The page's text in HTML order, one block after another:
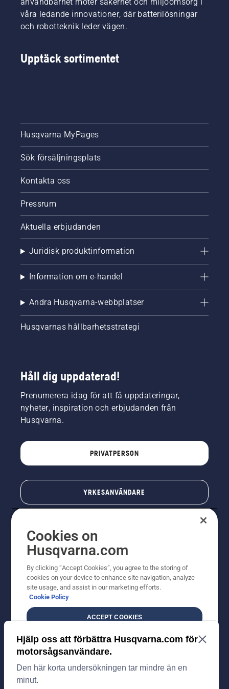
användbarhet möter säkerhet och miljöomsorg i
våra ledande innovationer, där batterilösningar
och robotteknik leder vägen.
Upptäck sortimentet
Husqvarna MyPages
Sök försäljningsplats
Kontakta oss
Pressrum
Aktuella erbjudanden
Juridisk produktinformation
Information om e-handel
Andra Husqvarna-webbplatser
Husqvarnas hållbarhetsstrategi
Håll dig uppdaterad!
Prenumerera idag för att få uppdateringar,
nyheter, inspiration och erbjudanden från
Husqvarna.
PRIVATPERSON
YRKESANVÄNDARE
© Husqvarna AB (publ). All rights reserved. Priserna
som visas är rekommenderade cirkapriser. Alla angivna
priser är rekommenderade försäljningspriser (inkl.
Cookiepolicy AnvändningsvillkorSekretessmeddelande
FöretagsinformationRapportera misstänkta överträdelser
Cookies on
Husqvarna.com
By clicking “Accept Cookies”, you agree to the storing of
cookies on your device to enhance site navigation, analyze
site usage, and assist in our marketing efforts.
Cookie Policy
ACCEPT COOKIES
DO NOT SELL OR SHARE MY PERSONAL
INFORMATION